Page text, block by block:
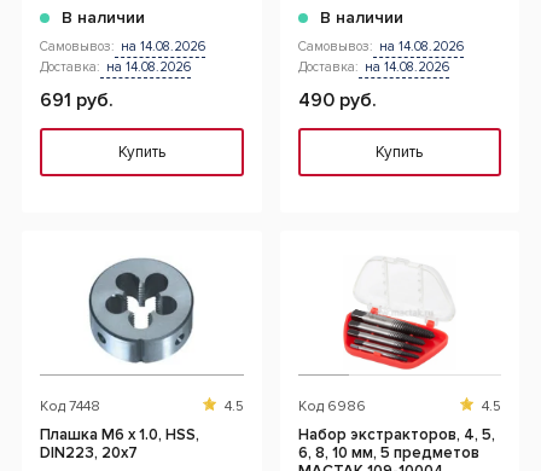
В наличии
Самовывоз: на 14.08.2026
Доставка: на 14.08.2026
691 руб.
Купить
В наличии
Самовывоз: на 14.08.2026
Доставка: на 14.08.2026
490 руб.
Купить
Код 7448 4.5
Плашка М6 х 1.0, HSS,
DIN223, 20x7
Код 6986 4.5
Набор экстракторов, 4, 5,
6, 8, 10 мм, 5 предметов